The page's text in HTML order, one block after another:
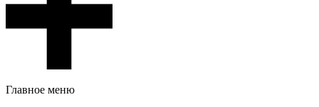
Главное меню